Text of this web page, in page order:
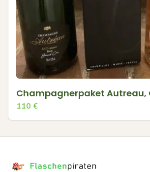
Champagnerpaket Autreau,
110 €